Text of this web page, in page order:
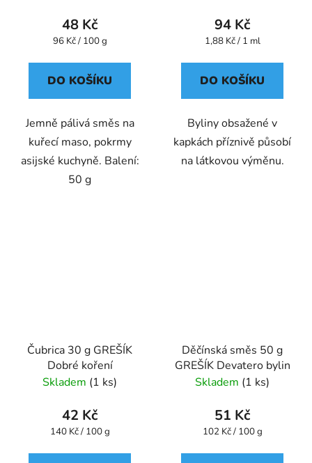
48 Kč
Měrná
96 Kč / 100 g
DO KOŠÍKU
Jemně pálivá směs na
kuřecí maso, pokrmy
asijské kuchyně. Balení:
50 g
94 Kč
Měrná
1,88 Kč / 1 ml
DO KOŠÍKU
Byliny obsažené v
kapkách příznivě působí
na látkovou výměnu.
Čubrica 30 g GREŠÍK
Dobré koření
Skladem (1 ks)
42 Kč
Měrná
140 Kč / 100 g
Děčínská směs 50 g
GREŠÍK Devatero bylin
Skladem (1 ks)
51 Kč
Měrná
102 Kč / 100 g